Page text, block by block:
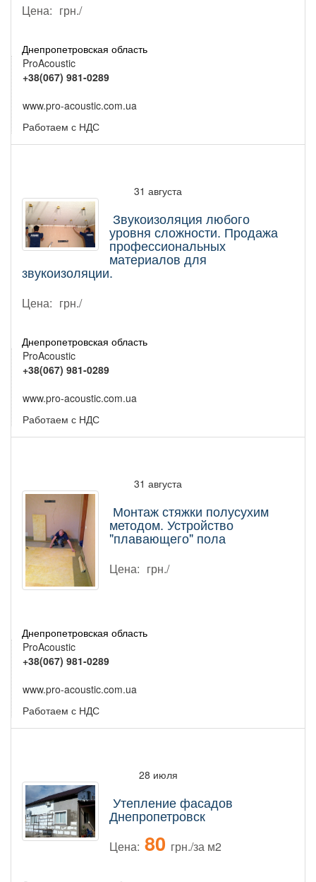
Цена: грн./
Днепропетровская область
ProAcoustic
+38(067) 981-0289
www.pro-acoustic.com.ua
Работаем с НДС
31 августа
Звукоизоляция любого
уровня сложности. Продажа
профессиональных
материалов для
звукоизоляции.
Цена: грн./
Днепропетровская область
ProAcoustic
+38(067) 981-0289
www.pro-acoustic.com.ua
Работаем с НДС
31 августа
Монтаж стяжки полусухим
методом. Устройство
"плавающего" пола
Цена: грн./
Днепропетровская область
ProAcoustic
+38(067) 981-0289
www.pro-acoustic.com.ua
Работаем с НДС
28 июля
Утепление фасадов
Днепропетровск
Цена: 80 грн./за м2